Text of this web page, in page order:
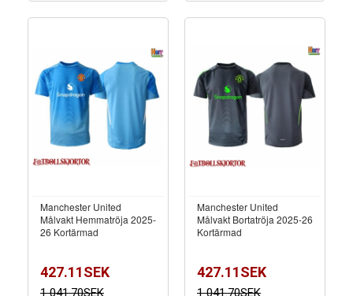
Manchester United
Målvakt Hemmatröja 2025-
26 Kortärmad
427.11SEK
1 041.70SEK
Manchester United
Målvakt Bortatröja 2025-26
Kortärmad
427.11SEK
1 041.70SEK